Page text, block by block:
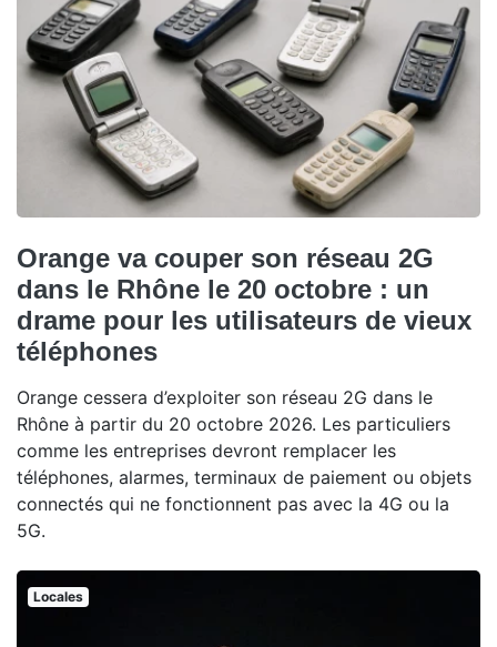
Orange va couper son réseau 2G
dans le Rhône le 20 octobre : un
drame pour les utilisateurs de vieux
téléphones
Orange cessera d’exploiter son réseau 2G dans le
Rhône à partir du 20 octobre 2026. Les particuliers
comme les entreprises devront remplacer les
téléphones, alarmes, terminaux de paiement ou objets
connectés qui ne fonctionnent pas avec la 4G ou la
5G.
Locales